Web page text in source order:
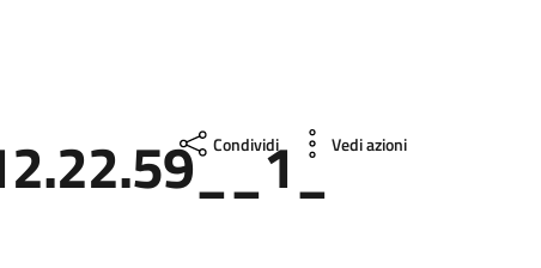
Condividi Vedi azioni